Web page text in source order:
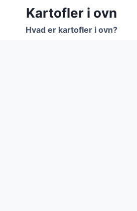
Fortsæt
indhold
Kartofler i ovn
Hvad er kartofler i ovn?